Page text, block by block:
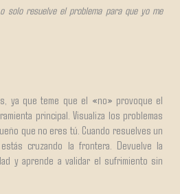
solo resuelve el problema para que yo me
ya que teme que el «no» provoque el
principal. Visualiza los problemas
que no eres tú. Cuando resuelves un
cruzando la frontera. Devuelve la
y aprende a validar el sufrimiento sin